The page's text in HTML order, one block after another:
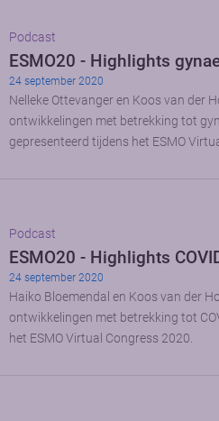
Podcast
ESMO20 - Highlights
24 september 2020
Nelleke Ottevanger en Koos van der
ontwikkelingen met betrekking tot
gepresenteerd tijdens het ESMO
Podcast
ESMO20 - Highlights
24 september 2020
Haiko Bloemendal en Koos van der
ontwikkelingen met betrekking tot
het ESMO Virtual Congress 2020.